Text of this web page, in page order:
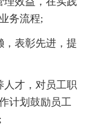
务流程;
表彰先进，提
才，对员工职
计划鼓励员工